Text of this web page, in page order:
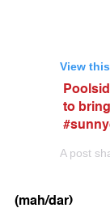
View
to
A post
(mah/dar)